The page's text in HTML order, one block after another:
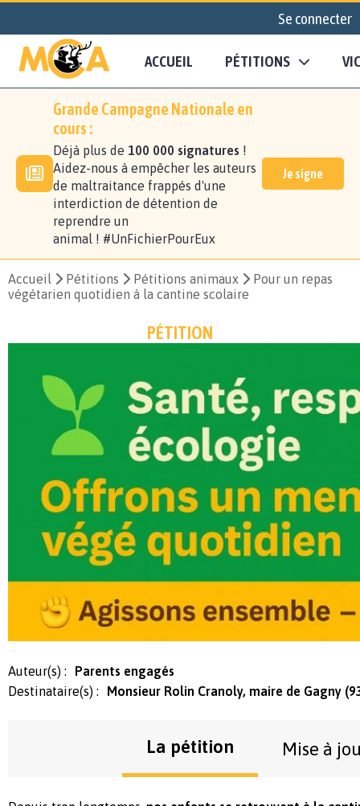
Se connecter
ACCUEIL PÉTITIONS
Grande Campagne Nationale en
cours :
Déjà plus de 100 000 signatures !
Aidez-nous à empêcher les auteurs
de maltraitance frappés d'une
interdiction de détention de
reprendre un
animal ! #UnFichierPourEux
Je signe
Accueil Pétitions Pétitions animaux
Pour un repas
végétarien quotidien à la cantine scolaire
PÉTITION
Auteur(s) :
Parents engagés
Destinataire(s) :
Monsieur Rolin Cranoly, maire de Gagny
La pétition Mise à